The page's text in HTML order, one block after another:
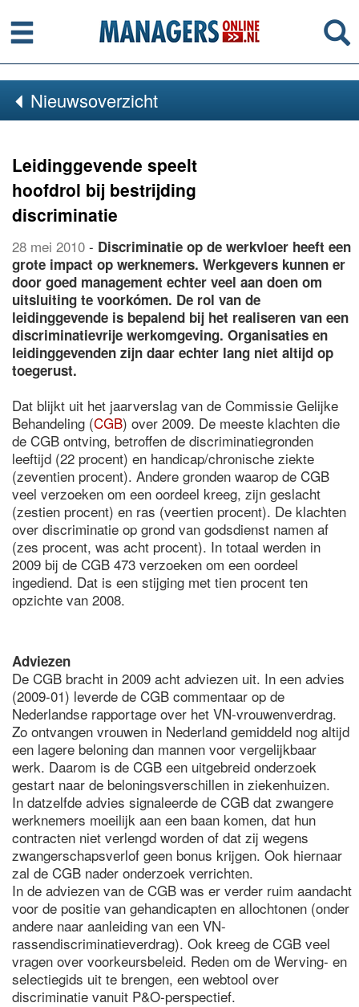
Menu
Nieuwsoverzicht
Leidinggevende speelt
hoofdrol bij bestrijding
discriminatie
28 mei 2010 - Discriminatie op de werkvloer heeft een
grote impact op werknemers. Werkgevers kunnen er
door goed management echter veel aan doen om
uitsluiting te voorkómen. De rol van de
leidinggevende is bepalend bij het realiseren van een
discriminatievrije werkomgeving. Organisaties en
leidinggevenden zijn daar echter lang niet altijd op
toegerust.
Dat blijkt uit het jaarverslag van de Commissie Gelijke
Behandeling (CGB) over 2009. De meeste klachten die
de CGB ontving, betroffen de discriminatiegronden
leeftijd (22 procent) en handicap/chronische ziekte
(zeventien procent). Andere gronden waarop de CGB
veel verzoeken om een oordeel kreeg, zijn geslacht
(zestien procent) en ras (veertien procent). De klachten
over discriminatie op grond van godsdienst namen af
(zes procent, was acht procent). In totaal werden in
2009 bij de CGB 473 verzoeken om een oordeel
ingediend. Dat is een stijging met tien procent ten
opzichte van 2008.
Adviezen
De CGB bracht in 2009 acht adviezen uit. In een advies
(2009-01) leverde de CGB commentaar op de
Nederlandse rapportage over het VN-vrouwenverdrag.
Zo ontvangen vrouwen in Nederland gemiddeld nog altijd
een lagere beloning dan mannen voor vergelijkbaar
werk. Daarom is de CGB een uitgebreid onderzoek
gestart naar de beloningsverschillen in ziekenhuizen.
In datzelfde advies signaleerde de CGB dat zwangere
werknemers moeilijk aan een baan komen, dat hun
contracten niet verlengd worden of dat zij wegens
zwangerschapsverlof geen bonus krijgen. Ook hiernaar
zal de CGB nader onderzoek verrichten.
In de adviezen van de CGB was er verder ruim aandacht
voor de positie van gehandicapten en allochtonen (onder
andere naar aanleiding van een VN-
rassendiscriminatieverdrag). Ook kreeg de CGB veel
vragen over voorkeursbeleid. Reden om de Werving- en
selectiegids uit te brengen, een webtool over
discriminatie vanuit P&O-perspectief.